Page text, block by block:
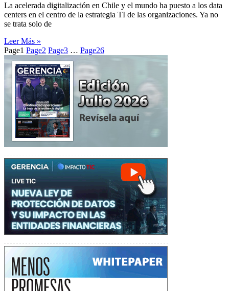
La acelerada digitalización en Chile y el mundo ha puesto a los data
centers en el centro de la estrategia TI de las organizaciones. Ya no
se trata solo de
Leer Más »
Page1 Page2 Page3 … Page26